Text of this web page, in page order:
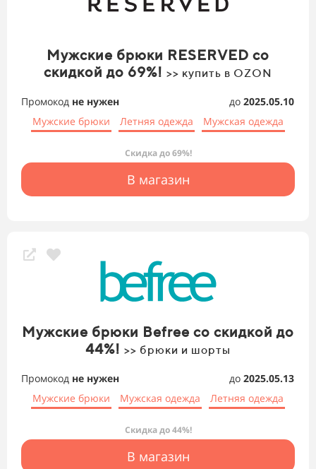
Мужские брюки RESERVED со
скидкой до 69%! >> купить в OZON
Промокод не нужен до 2025.05.10
Мужские брюки
Летняя одежда Мужская одежда
Скидка до 69%!
В магазин
Мужские брюки Befree со скидкой до
44%! >> брюки и шорты
Промокод не нужен до 2025.05.13
Мужские брюки
Мужская одежда Летняя одежда
Скидка до 44%!
В магазин